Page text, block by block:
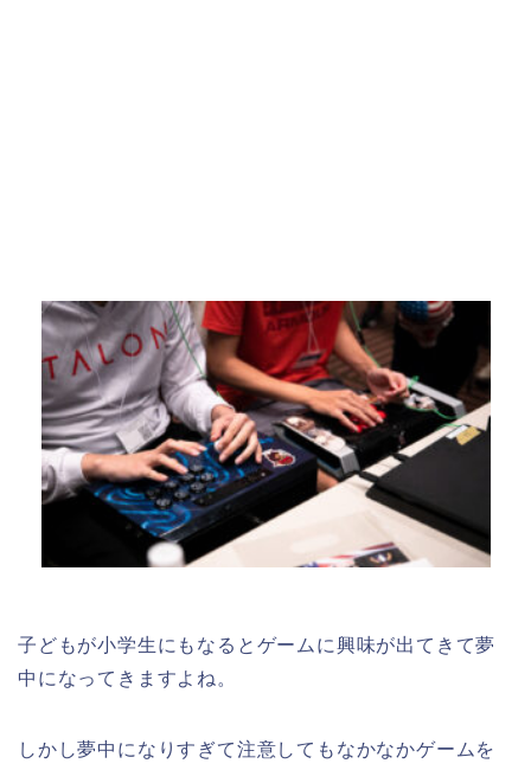
子どもが小学生にもなるとゲームに興味が出てきて夢
中になってきますよね。
しかし夢中になりすぎて注意してもなかなかゲームを